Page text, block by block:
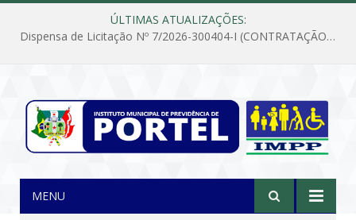
ÚLTIMAS ATUALIZAÇÕES:
Dispensa de Licitação Nº 7/2026-300404-I (CONTRATAÇÃO DE EMPRESA PARA MANUTENÇÃO E REPARAÇÃO DE APARELHOS DE AR CONDICIONADO, EM ATENDIMENTO ÀS NECESSIDADES DO INSTITUTO DE PREVIDÊNCIA MUNICIPAL DE PORTEL/PA)
MENU